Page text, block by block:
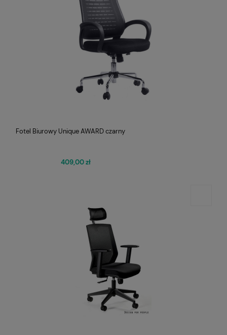
Fotel Biurowy Unique AWARD czarny
409,00 zł